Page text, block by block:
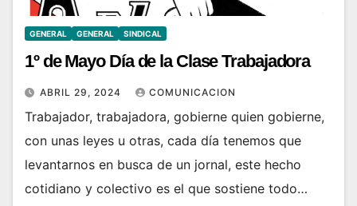
GENERAL GENERAL SINDICAL
1º de Mayo Día de la Clase Trabajadora
ABRIL 29, 2024 COMUNICACION
Trabajador, trabajadora, gobierne quien gobierne,
con unas leyes u otras, cada día tenemos que
levantarnos en busca de un jornal, este hecho
cotidiano y colectivo es el que sostiene todo…